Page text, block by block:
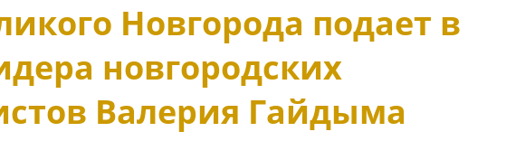
Новгорода подает в
новгородских
Валерия Гайдыма